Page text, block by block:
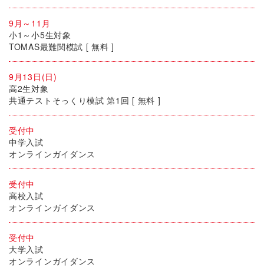
9月～11月
小1～小5生対象
TOMAS最難関模試 [ 無料 ]
9月13日(日)
高2生対象
共通テストそっくり模試 第1回 [ 無料 ]
受付中
中学入試
オンラインガイダンス
受付中
高校入試
オンラインガイダンス
受付中
大学入試
オンラインガイダンス